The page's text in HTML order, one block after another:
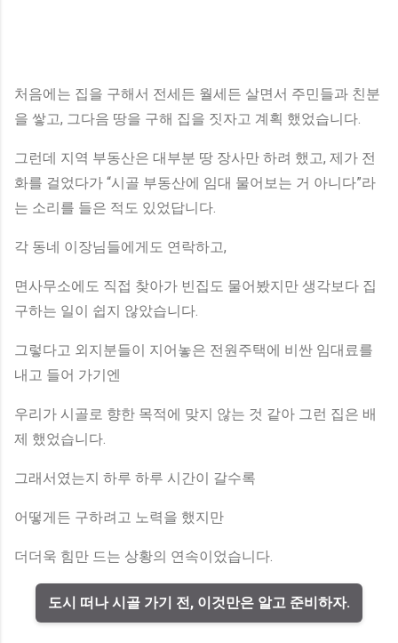
처음에는 집을 구해서 전세든 월세든 살면서 주민들과 친분
을 쌓고, 그다음 땅을 구해 집을 짓자고 계획 했었습니다.
그런데 지역 부동산은 대부분 땅 장사만 하려 했고, 제가 전
화를 걸었다가 “시골 부동산에 임대 물어보는 거 아니다”라
는 소리를 들은 적도 있었답니다.
각 동네 이장님들에게도 연락하고,
면사무소에도 직접 찾아가 빈집도 물어봤지만 생각보다 집
구하는 일이 쉽지 않았습니다.
그렇다고 외지분들이 지어놓은 전원주택에 비싼 임대료를
내고 들어 가기엔
우리가 시골로 향한 목적에 맞지 않는 것 같아 그런 집은 배
제 했었습니다.
그래서였는지 하루 하루 시간이 갈수록
어떻게든 구하려고 노력을 했지만
더더욱 힘만 드는 상황의 연속이었습니다.
도시 떠나 시골 가기 전, 이것만은 알고 준비하자.